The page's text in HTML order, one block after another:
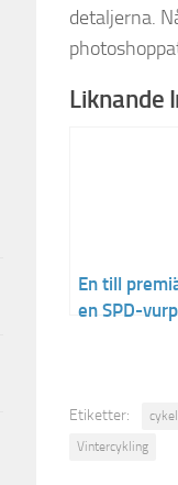
detaljerna.
Liknande
En till
en SPD-
Etiketter: cykel
Vintercykling